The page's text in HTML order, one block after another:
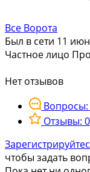
Все Ворота
Был в сети 11
Частное лицо
Нет отзывов
Вопросы:
Отзывы: 0
чтобы задать